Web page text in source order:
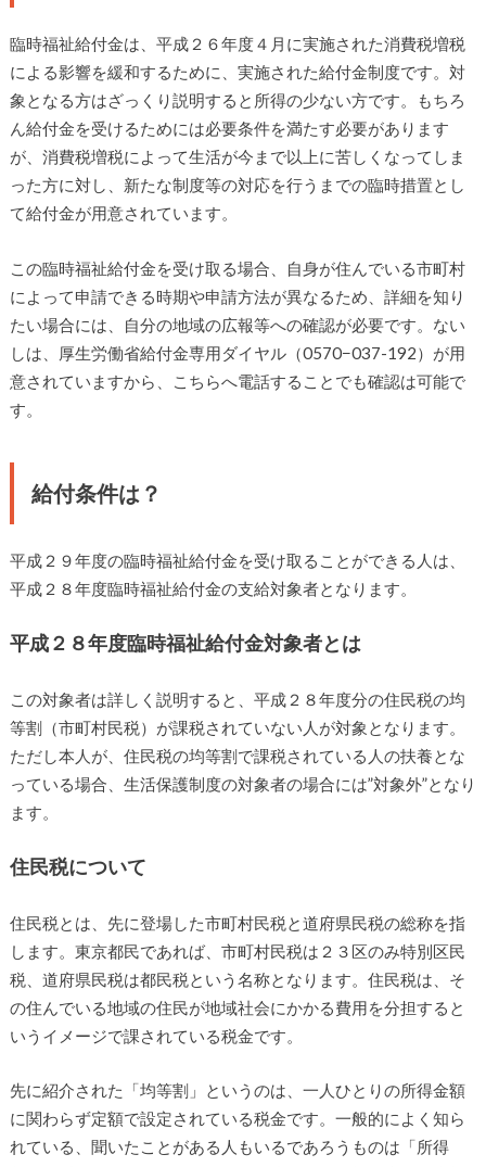
臨時福祉給付金は、平成２６年度４月に実施された消費税増税
による影響を緩和するために、実施された給付金制度です。対
象となる方はざっくり説明すると所得の少ない方です。もちろ
ん給付金を受けるためには必要条件を満たす必要があります
が、消費税増税によって生活が今まで以上に苦しくなってしま
った方に対し、新たな制度等の対応を行うまでの臨時措置とし
て給付金が用意されています。
この臨時福祉給付金を受け取る場合、自身が住んでいる市町村
によって申請できる時期や申請方法が異なるため、詳細を知り
たい場合には、自分の地域の広報等への確認が必要です。ない
しは、厚生労働省給付金専用ダイヤル（0570−037-192）が用
意されていますから、こちらへ電話することでも確認は可能で
す。
給付条件は？
平成２９年度の臨時福祉給付金を受け取ることができる人は、
平成２８年度臨時福祉給付金の支給対象者となります。
平成２８年度臨時福祉給付金対象者とは
この対象者は詳しく説明すると、平成２８年度分の住民税の均
等割（市町村民税）が課税されていない人が対象となります。
ただし本人が、住民税の均等割で課税されている人の扶養とな
っている場合、生活保護制度の対象者の場合には”対象外”となり
ます。
住民税について
住民税とは、先に登場した市町村民税と道府県民税の総称を指
します。東京都民であれば、市町村民税は２３区のみ特別区民
税、道府県民税は都民税という名称となります。住民税は、そ
の住んでいる地域の住民が地域社会にかかる費用を分担すると
いうイメージで課されている税金です。
先に紹介された「均等割」というのは、一人ひとりの所得金額
に関わらず定額で設定されている税金です。一般的によく知ら
れている、聞いたことがある人もいるであろうものは「所得